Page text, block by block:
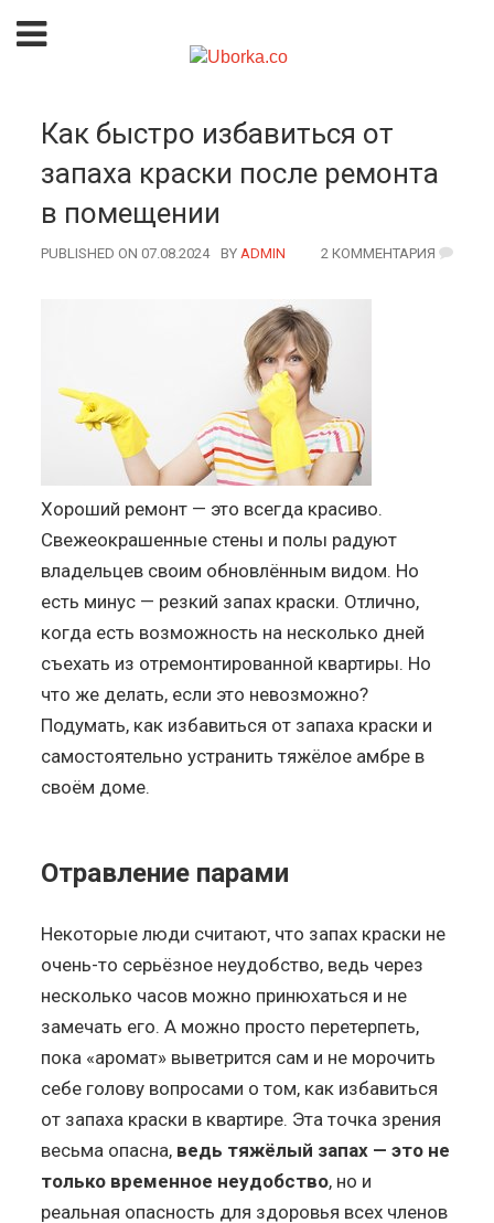
Как быстро избавиться от
запаха краски после ремонта
в помещении
PUBLISHED ON 07.08.2024 BY AUTHOR
ADMIN 2 КОММЕНТАРИЯ
Хороший ремонт — это всегда красиво.
Свежеокрашенные стены и полы радуют
владельцев своим обновлённым видом. Но
есть минус — резкий запах краски. Отлично,
когда есть возможность на несколько дней
съехать из отремонтированной квартиры. Но
что же делать, если это невозможно?
Подумать, как избавиться от запаха краски и
самостоятельно устранить тяжёлое амбре в
своём доме.
Отравление парами
Некоторые люди считают, что запах краски не
очень-то серьёзное неудобство, ведь через
несколько часов можно принюхаться и не
замечать его. А можно просто перетерпеть,
пока «аромат» выветрится сам и не морочить
себе голову вопросами о том, как избавиться
от запаха краски в квартире. Эта точка зрения
весьма опасна, ведь тяжёлый запах — это не
только временное неудобство, но и
реальная опасность для здоровья всех членов